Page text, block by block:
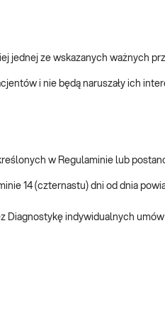
jednej ze wskazanych ważnych
i nie będą naruszały ich
w Regulaminie lub
14 (czternastu) dni od dnia
indywidualnych